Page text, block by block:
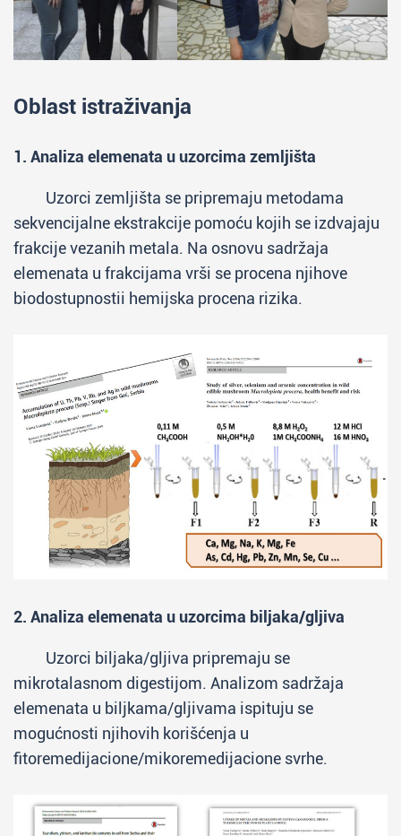
Oblast istraživanja
1. Analiza elemenata u uzorcima zemljišta
Uzorci zemljišta se pripremaju metodama
sekvencijalne ekstrakcije pomoću kojih se izdvajaju
frakcije vezanih metala. Na osnovu sadržaja
elemenata u frakcijama vrši se procena njihove
biodostupnostii hemijska procena rizika.
2. Analiza elemenata u uzorcima biljaka/gljiva
Uzorci biljaka/gljiva pripremaju se
mikrotalasnom digestijom. Analizom sadržaja
elemenata u biljkama/gljivama ispituju se
mogućnosti njihovih korišćenja u
fitoremedijacione/mikoremedijacione svrhe.